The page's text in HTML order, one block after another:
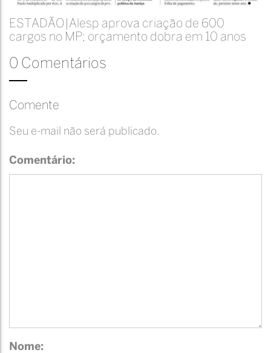
ESTADÃO|Alesp aprova criação de 600
cargos no MP; orçamento dobra em 10 anos
0 Comentários
Comente
Seu e-mail não será publicado.
Comentário:
Nome: